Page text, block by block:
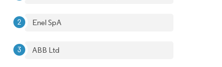
Enel SpA
ABB Ltd